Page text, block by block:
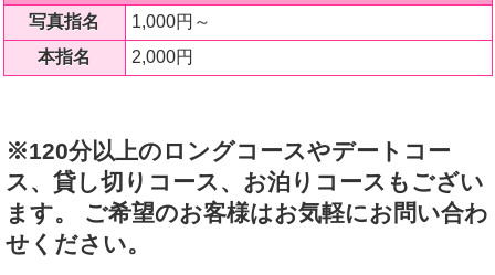
写真指名
1,000円～
本指名
2,000円
※120分以上のロングコースやデートコー
ス、貸し切りコース、お泊りコースもござい
ます。 ご希望のお客様はお気軽にお問い合わ
せください。